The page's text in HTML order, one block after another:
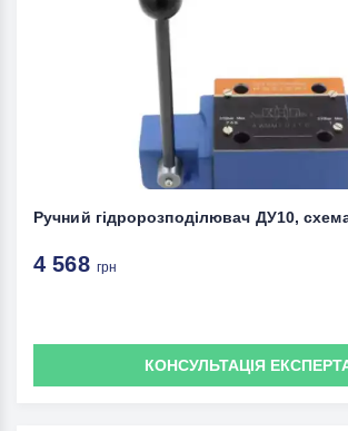
Ручний гідророзподілювач ДУ10,
4 568 грн
КОНСУЛЬТАЦІЯ